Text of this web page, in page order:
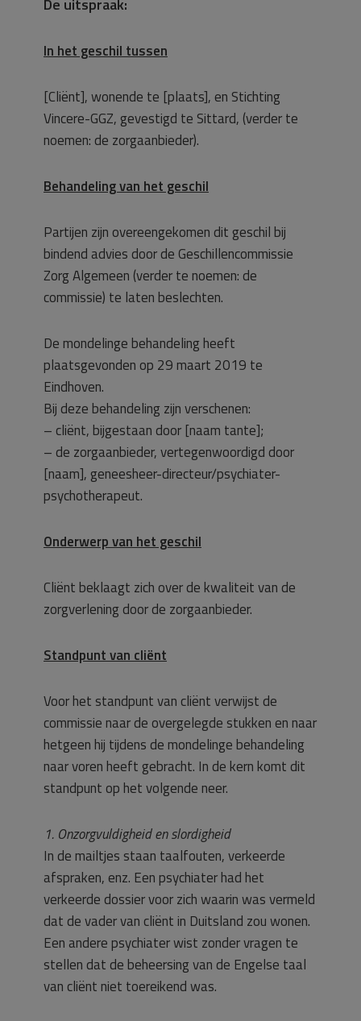
De uitspraak:
In het geschil tussen
[Cliënt], wonende te [plaats], en Stichting
Vincere-GGZ, gevestigd te Sittard, (verder te
noemen: de zorgaanbieder).
Behandeling van het geschil
Partijen zijn overeengekomen dit geschil bij
bindend advies door de Geschillencommissie
Zorg Algemeen (verder te noemen: de
commissie) te laten beslechten.
De mondelinge behandeling heeft
plaatsgevonden op 29 maart 2019 te
Eindhoven.
Bij deze behandeling zijn verschenen:
– cliënt, bijgestaan door [naam tante];
– de zorgaanbieder, vertegenwoordigd door
[naam], geneesheer-directeur/psychiater-
psychotherapeut.
Onderwerp van het geschil
Cliënt beklaagt zich over de kwaliteit van de
zorgverlening door de zorgaanbieder.
Standpunt van cliënt
Voor het standpunt van cliënt verwijst de
commissie naar de overgelegde stukken en naar
hetgeen hij tijdens de mondelinge behandeling
naar voren heeft gebracht. In de kern komt dit
standpunt op het volgende neer.
1. Onzorgvuldigheid en slordigheid
In de mailtjes staan taalfouten, verkeerde
afspraken, enz. Een psychiater had het
verkeerde dossier voor zich waarin was vermeld
dat de vader van cliënt in Duitsland zou wonen.
Een andere psychiater wist zonder vragen te
stellen dat de beheersing van de Engelse taal
van cliënt niet toereikend was.